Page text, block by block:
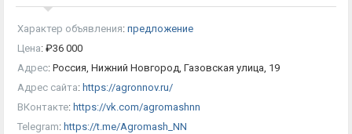
Характер объявления: предложение
Цена: ₽36 000
Адрес: Россия, Нижний Новгород, Газовская улица, 19
Адрес сайта: https://agronnov.ru/
ВКонтакте: https://vk.com/agromashnn
Telegram: https://t.me/Agromash_NN